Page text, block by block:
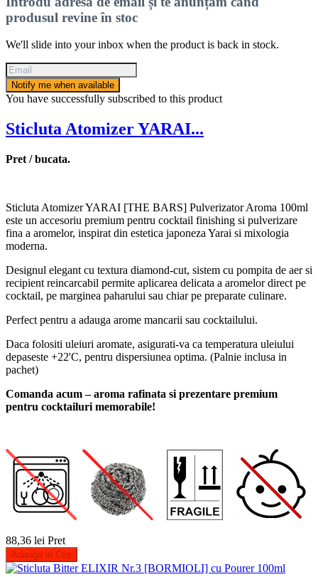
produsul revine în stoc
We'll slide into your inbox when the product is back in stock.
Notify me when available
You have successfully subscribed to this product
Sticluta Atomizer YARAI...
Pret / bucata.
Sticluta Atomizer YARAI [THE BARS] Pulverizator Aroma 100ml
este un accesoriu premium pentru cocktail finishing si pulverizare
fina a aromelor, inspirat din estetica japoneza Yarai si mixologia
moderna.
Designul elegant cu textura diamond-cut, sistem cu pompita de aer si
recipient reincarcabil permite aplicarea delicata a aromelor direct pe
cocktail, pe marginea paharului sau chiar pe preparate culinare.
Perfect pentru a adauga arome mancarii sau cocktailului.
Daca folositi uleiuri aromate, asigurati-va ca temperatura uleiului
depaseste +22'C, pentru dispersiunea optima. (Palnie inclusa in
pachet)
Comanda acum – aroma rafinata si prezentare premium
pentru cocktailuri memorabile!
88,36 lei Pret
Adauga in Cos